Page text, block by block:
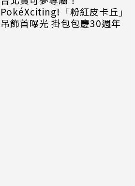
PokéXciting!「粉紅皮卡丘」
吊飾首曝光 掛包包慶30週年